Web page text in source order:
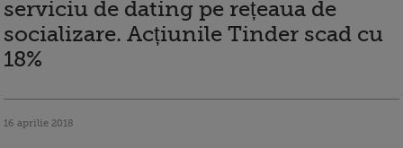
serviciu de dating pe rețeaua de
socializare. Acțiunile Tinder scad cu
18%
16 aprilie 2018